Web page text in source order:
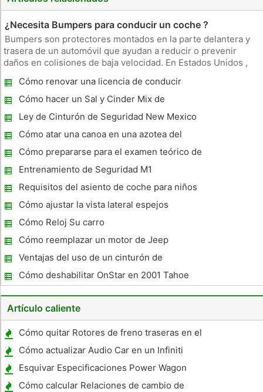
¿Necesita Bumpers para conducir un coche ?
Bumpers son protectores montados en la parte delantera y
trasera de un automóvil que ayudan a reducir o prevenir
daños en colisiones de baja velocidad. En Estados Unidos ,
Conducir sin un tope no impedirá que el vehículo en
funcionamiento , per
Cómo renovar una licencia de conducir
perdidos que ha caducado en Maryland
Cómo hacer un Sal y Cinder Mix de
Carreteras
Ley de Cinturón de Seguridad New Mexico
Cómo atar una canoa en una azotea del
coche
Cómo prepararse para el examen teórico de
conducir
Entrenamiento de Seguridad M1
Requisitos del asiento de coche para niños
Cómo ajustar la vista lateral espejos
Cómo Reloj Su carro
Cómo reemplazar un motor de Jeep
Ventajas del uso de un cinturón de
seguridad
Cómo deshabilitar OnStar en 2001 Tahoe
Artículo caliente
Cómo quitar Rotores de freno traseras en el
Acura TL 2001
Cómo actualizar Audio Car en un Infiniti
QX4
Esquivar Especificaciones Power Wagon
Cómo calcular Relaciones de cambio de